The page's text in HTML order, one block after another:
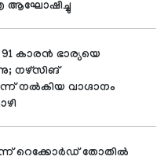
ആഘോഷിച്ചു
കാരന്‍ ഭാര്യയെ
നഴ്‌സിങ്
നല്‍കിയ വാഗ്ദാനം
റെക്കോര്‍ഡ് തോതില്‍